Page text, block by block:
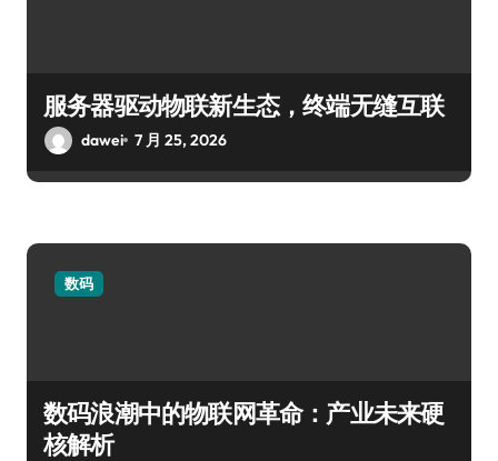
服务器驱动物联新生态，终端无缝互联
dawei 7 月 25, 2026
数码
数码浪潮中的物联网革命：产业未来硬
核解析